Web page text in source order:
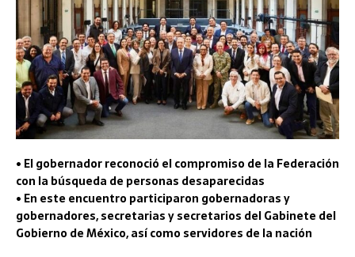
• El gobernador reconoció el compromiso de la Federación
con la búsqueda de personas desaparecidas
• En este encuentro participaron gobernadoras y
gobernadores, secretarias y secretarios del Gabinete del
Gobierno de México, así como servidores de la nación